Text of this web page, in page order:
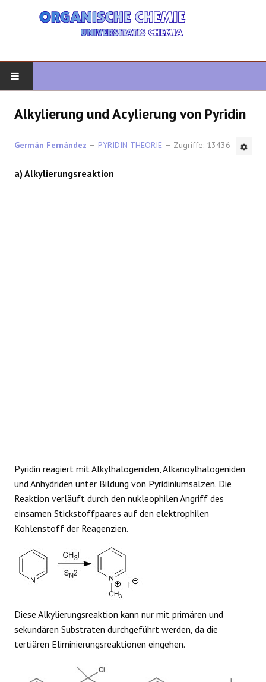
Alkylierung und Acylierung von Pyridin
Germán Fernández PYRIDIN-THEORIE Zugriffe: 13436
a) Alkylierungsreaktion
Pyridin reagiert mit Alkylhalogeniden, Alkanoylhalogeniden
und Anhydriden unter Bildung von Pyridiniumsalzen. Die
Reaktion verläuft durch den nukleophilen Angriff des
einsamen Stickstoffpaares auf den elektrophilen
Kohlenstoff der Reagenzien.
Diese Alkylierungsreaktion kann nur mit primären und
sekundären Substraten durchgeführt werden, da die
tertiären Eliminierungsreaktionen eingehen.